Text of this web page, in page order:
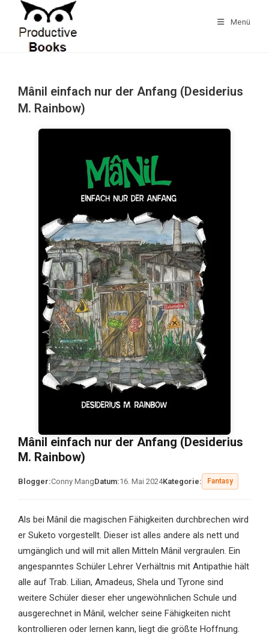
springen
Menü
Mânil einfach nur der Anfang (Desiderius
M. Rainbow)
Mânil einfach nur der Anfang (Desiderius
M. Rainbow)
Blogger:Conny MangDatum:16. Mai 2024Kategorie: Fantasy
Als bei Mânil die magischen Fähigkeiten durchbrechen wird
er Suketo vorgestellt. Dieser ist alles andere als nett und
umgänglich und will mit allen Mitteln Mânil vergraulen. Ein
angespanntes Schüler Lehrer Verhältnis mit Antipathie hält
alle auf Trab. Lilian, Amadeus, Shela und Tyrone sind
weitere Schüler dieser eher ungewöhnlichen Schule und
ausgerechnet in Mânil, welcher seine Fähigkeiten nicht
kontrollieren oder lernen kann, liegt die größte Hoffnung.